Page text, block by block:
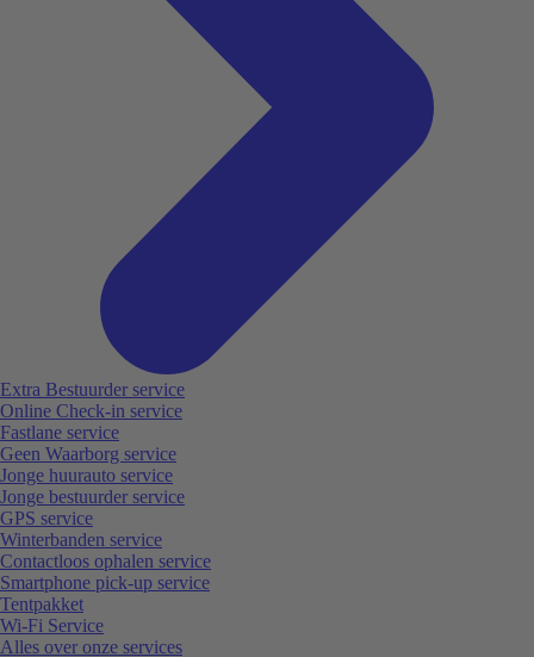
Extra Bestuurder service
Online Check-in service
Fastlane service
Geen Waarborg service
Jonge huurauto service
Jonge bestuurder service
GPS service
Winterbanden service
Contactloos ophalen service
Smartphone pick-up service
Tentpakket
Wi-Fi Service
Alles over onze services